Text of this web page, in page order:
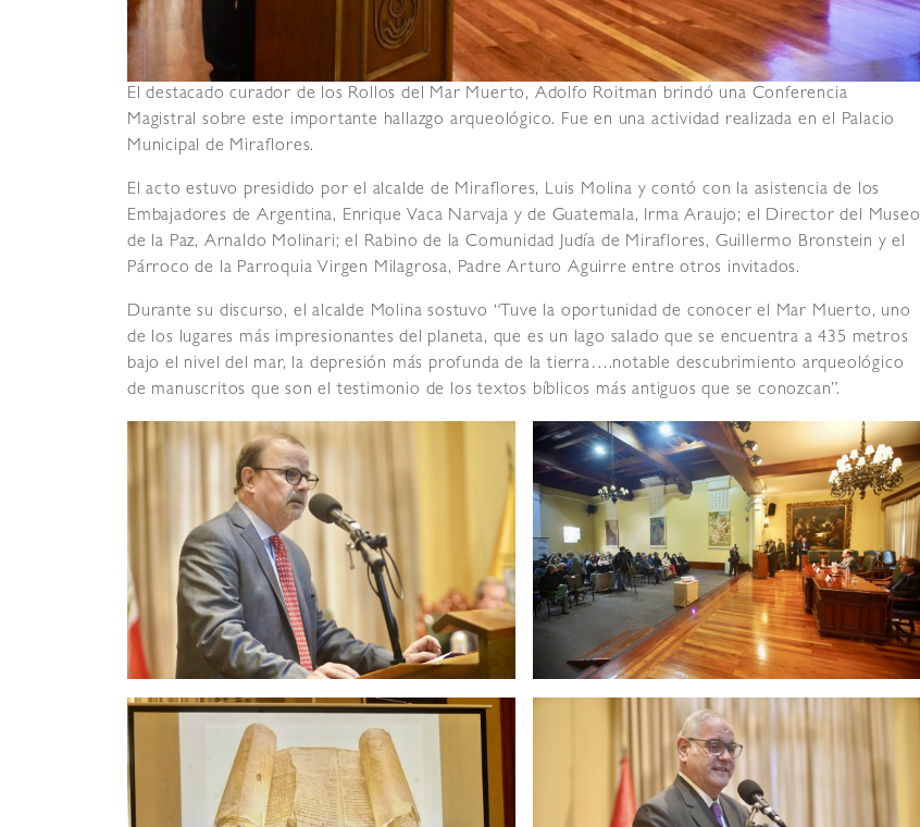
El destacado curador de los Rollos del Mar Muerto, Adolfo Roitman brindó una Conferencia
Magistral sobre este importante hallazgo arqueológico. Fue en una actividad realizada en el Palacio
Municipal de Miraflores.
El acto estuvo presidido por el alcalde de Miraflores, Luis Molina y contó con la asistencia de los
Embajadores de Argentina, Enrique Vaca Narvaja y de Guatemala, Irma Araujo; el Director del Museo
de la Paz, Arnaldo Molinari; el Rabino de la Comunidad Judía de Miraflores, Guillermo Bronstein y el
Párroco de la Parroquia Virgen Milagrosa, Padre Arturo Aguirre entre otros invitados.
Durante su discurso, el alcalde Molina sostuvo “Tuve la oportunidad de conocer el Mar Muerto, uno
de los lugares más impresionantes del planeta, que es un lago salado que se encuentra a 435 metros
bajo el nivel del mar, la depresión más profunda de la tierra….notable descubrimiento arqueológico
de manuscritos que son el testimonio de los textos bíblicos más antiguos que se conozcan”.